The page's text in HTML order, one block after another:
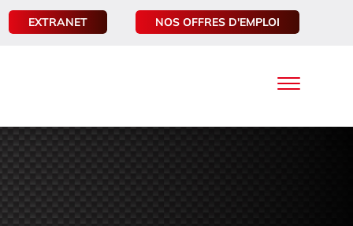
EXTRANET NOS OFFRES D'EMPLOI